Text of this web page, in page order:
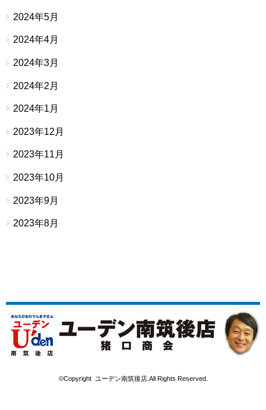
2024年5月
2024年4月
2024年3月
2024年2月
2024年1月
2023年12月
2023年11月
2023年10月
2023年9月
2023年8月
©Copyright ユーデン南筑後店.All Rights Reserved.